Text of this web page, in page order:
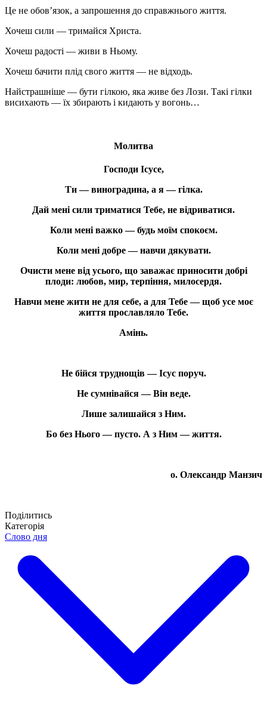
Це не обов’язок, а запрошення до справжнього життя.
Хочеш сили — тримайся Христа.
Хочеш радості — живи в Ньому.
Хочеш бачити плід свого життя — не відходь.
Найстрашніше — бути гілкою, яка живе без Лози. Такі гілки
висихають — їх збирають і кидають у вогонь…
Молитва
Господи Ісусе,
Ти — виноградина, а я — гілка.
Дай мені сили триматися Тебе, не відриватися.
Коли мені важко — будь моїм спокоєм.
Коли мені добре — навчи дякувати.
Очисти мене від усього, що заважає приносити добрі
плоди: любов, мир, терпіння, милосердя.
Навчи мене жити не для себе, а для Тебе — щоб усе моє
життя прославляло Тебе.
Амінь.
Не бійся труднощів — Ісус поруч.
Не сумнівайся — Він веде.
Лише залишайся з Ним.
Бо без Нього — пусто. А з Ним — життя.
о. Олександр Манзич
Поділитись
Категорія
Слово дня